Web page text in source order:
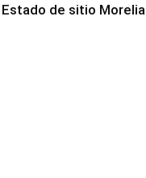
Estado de sitio Morelia